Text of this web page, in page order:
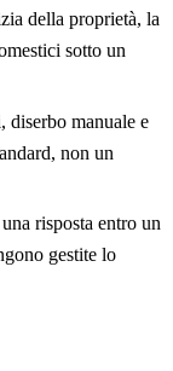
della proprietà, la
sotto un
manuale e
non un
risposta entro un
gestite lo